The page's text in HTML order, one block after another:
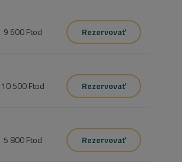
9 600 Ftod Rezervovať
10 500 Ftod
Rezervovať
5 800 Ftod
Rezervovať